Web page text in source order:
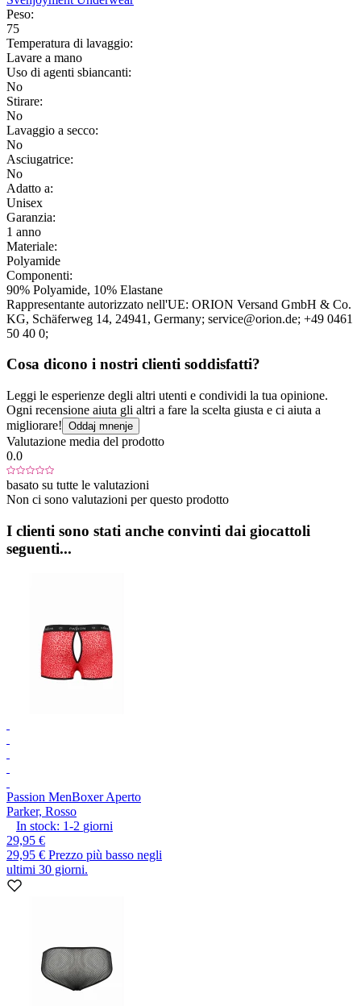
Peso:
75
Temperatura di lavaggio:
Lavare a mano
Uso di agenti sbiancanti:
No
Stirare:
No
Lavaggio a secco:
No
Asciugatrice:
No
Adatto a:
Unisex
Garanzia:
1 anno
Materiale:
Polyamide
Componenti:
90% Polyamide, 10% Elastane
Rappresentante autorizzato nell'UE: ORION Versand GmbH & Co.
KG, Schäferweg 14, 24941 , Germany; service@orion.de; +49 0461
50 40 0;
Cosa dicono i nostri clienti soddisfatti?
Leggi le esperienze degli altri utenti e condividi la tua opinione.
Ogni recensione aiuta gli altri a fare la scelta giusta e ci aiuta a
migliorare! Oddaj mnenje
Valutazione media del prodotto
0.0
basato su tutte le valutazioni
Non ci sono valutazioni per questo prodotto
I clienti sono stati anche convinti dai giocattoli
seguenti...
Passion MenBoxer Aperto
Parker, Rosso
In stock: 1-2 giorni
29,95 €
29,95 € Prezzo più basso negli
ultimi 30 giorni.